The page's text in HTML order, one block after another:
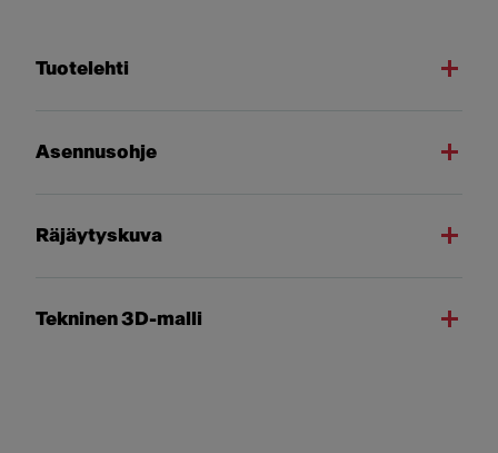
Tuotelehti
Asennusohje
Räjäytyskuva
Tekninen 3D-malli